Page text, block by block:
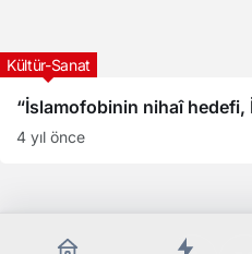
“İslamofobinin nihaî hedefi,
Kültür-Sanat
4 yıl önce